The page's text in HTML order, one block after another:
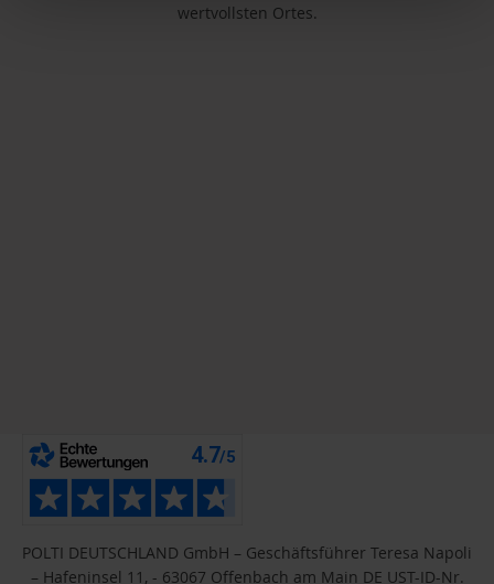
wertvollsten Ortes.
POLTI DEUTSCHLAND GmbH – Geschäftsführer Teresa Napoli
– Hafeninsel 11, - 63067 Offenbach am Main DE UST-ID-Nr.